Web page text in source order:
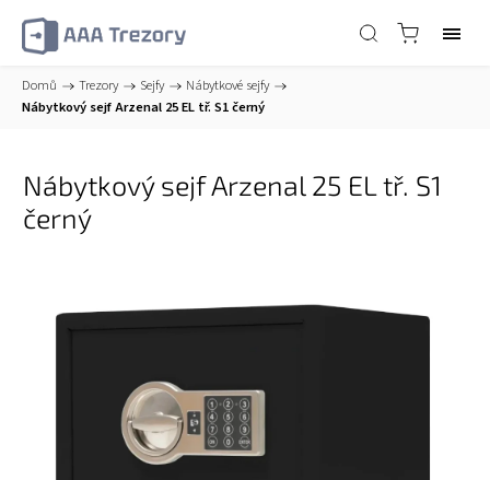
Domů / Trezory / Sejfy / Nábytkové sejfy /
Nábytkový sejf Arzenal 25 EL tř. S1 černý
Nábytkový sejf Arzenal 25 EL tř. S1
černý